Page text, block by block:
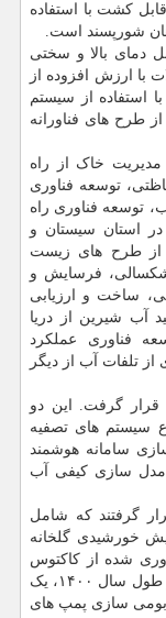
کشت با استفاده
شورپسند است.
دمای بالا و سختی
با ارزش افزوده از
استفاده از سیستم
طرح های فناورانه
مدیریت خاک از راه
توسعه فناوری
توسعه فناوری راه
استان سیستان و
از طرح های زیست
فرسایش و
ساخت و ارزیابی
آب شیرین از دریا
فناوری عملکرد
از تلفات آب از دیگر
قرار گرفت. این دو
سیستم های تصفیه
سامانه هوشمند
مدل سازی کیفی آب
قرار گرفتند که شامل
خورشیدی گلخانه
شده از کاکتوس
اپونتیا در مقیاس نیمه صنعتی بودند. همینطور در طول سال ۱۴۰۰، یک
بومی سازی پمپ های